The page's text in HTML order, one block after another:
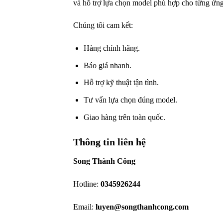
và hỗ trợ lựa chọn model phù hợp cho từng
Chúng tôi cam kết:
Hàng chính hãng.
Báo giá nhanh.
Hỗ trợ kỹ thuật tận tình.
Tư vấn lựa chọn đúng model.
Giao hàng trên toàn quốc.
Thông tin liên hệ
Song Thành Công
Hotline: 0345926244
Email: luyen@songthanhcong.com